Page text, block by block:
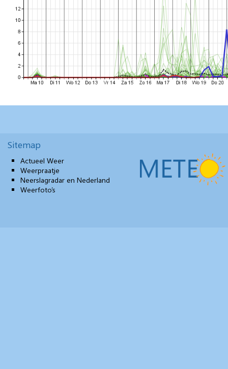
Sitemap
Actueel Weer
Weerpraatje
Neerslagradar en Nederland
Weerfoto’s